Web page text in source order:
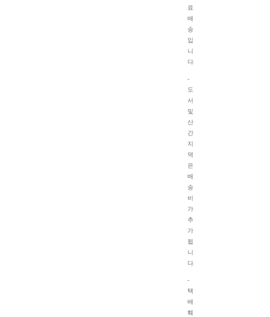
료
배
송
입
니
다.
-
도
서
및
산
간
지
역
은
배
송
비
가
추
가
됩
니
다.
-
택
배
훼